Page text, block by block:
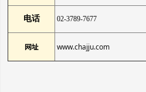
电话 02-3789-7677
网址 www.chajju.com